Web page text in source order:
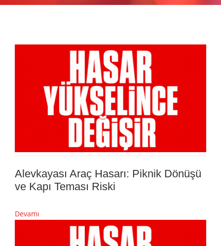
Alevkayası Araç Hasarı: Piknik Dönüşü
ve Kapı Teması Riski
Devamı